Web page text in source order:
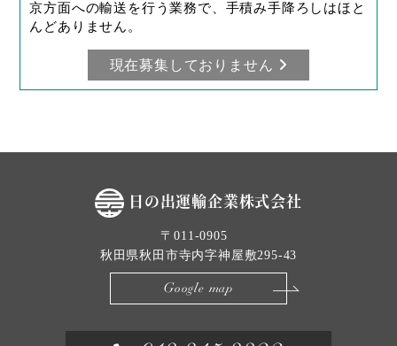
京方面への輸送を行う業務で、手積み手降ろしはほと
んどありません。
現在募集しておりません
日の出運輸企業株式会社
〒011-0905
秋田県秋田市寺内字神屋敷295-43
Google map